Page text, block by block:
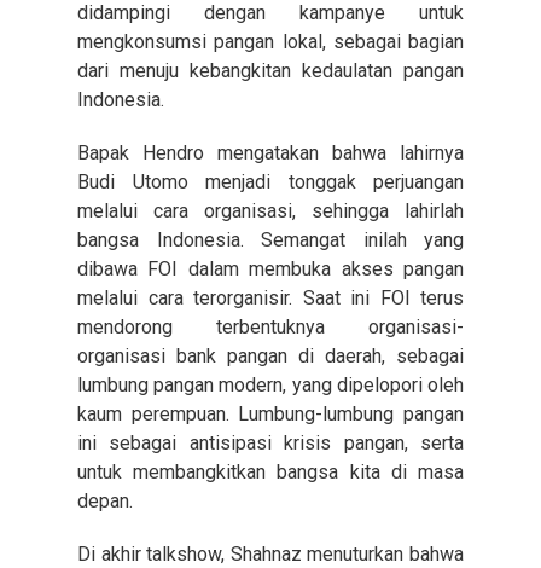
didampingi dengan kampanye untuk
mengkonsumsi pangan lokal, sebagai bagian
dari menuju kebangkitan kedaulatan pangan
Indonesia.
Bapak Hendro mengatakan bahwa lahirnya
Budi Utomo menjadi tonggak perjuangan
melalui cara organisasi, sehingga lahirlah
bangsa Indonesia. Semangat inilah yang
dibawa FOI dalam membuka akses pangan
melalui cara terorganisir. Saat ini FOI terus
mendorong terbentuknya organisasi-
organisasi bank pangan di daerah, sebagai
lumbung pangan modern, yang dipelopori oleh
kaum perempuan. Lumbung-lumbung pangan
ini sebagai antisipasi krisis pangan, serta
untuk membangkitkan bangsa kita di masa
depan.
Di akhir talkshow, Shahnaz menuturkan bahwa